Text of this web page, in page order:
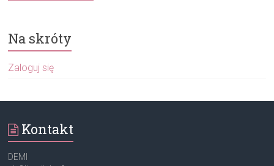
Na skróty
Zaloguj się
Kontakt
DEMI